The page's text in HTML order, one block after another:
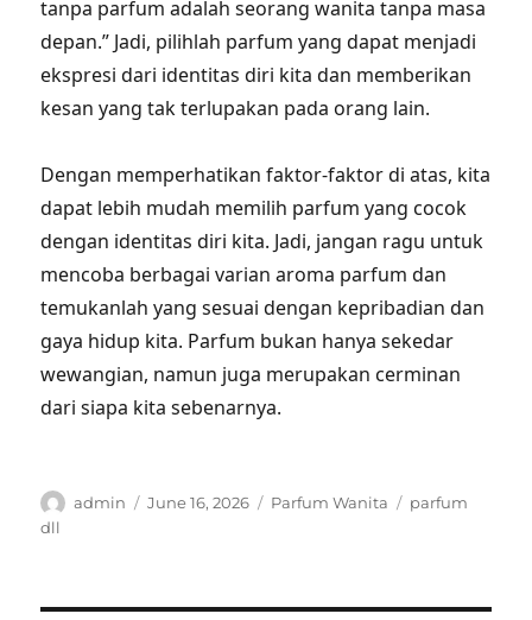
tanpa parfum adalah seorang wanita tanpa masa
depan.” Jadi, pilihlah parfum yang dapat menjadi
ekspresi dari identitas diri kita dan memberikan
kesan yang tak terlupakan pada orang lain.
Dengan memperhatikan faktor-faktor di atas, kita
dapat lebih mudah memilih parfum yang cocok
dengan identitas diri kita. Jadi, jangan ragu untuk
mencoba berbagai varian aroma parfum dan
temukanlah yang sesuai dengan kepribadian dan
gaya hidup kita. Parfum bukan hanya sekedar
wewangian, namun juga merupakan cerminan
dari siapa kita sebenarnya.
Author
admin
Posted
June 16, 2026 Categories
Parfum Wanita Tags
parfum
dll